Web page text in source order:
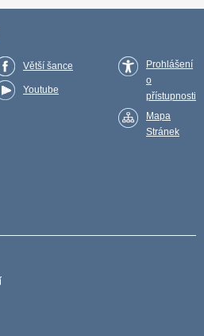
Větší šance
Youtube
Prohlášení
o
přístupnosti
Mapa
Stránek